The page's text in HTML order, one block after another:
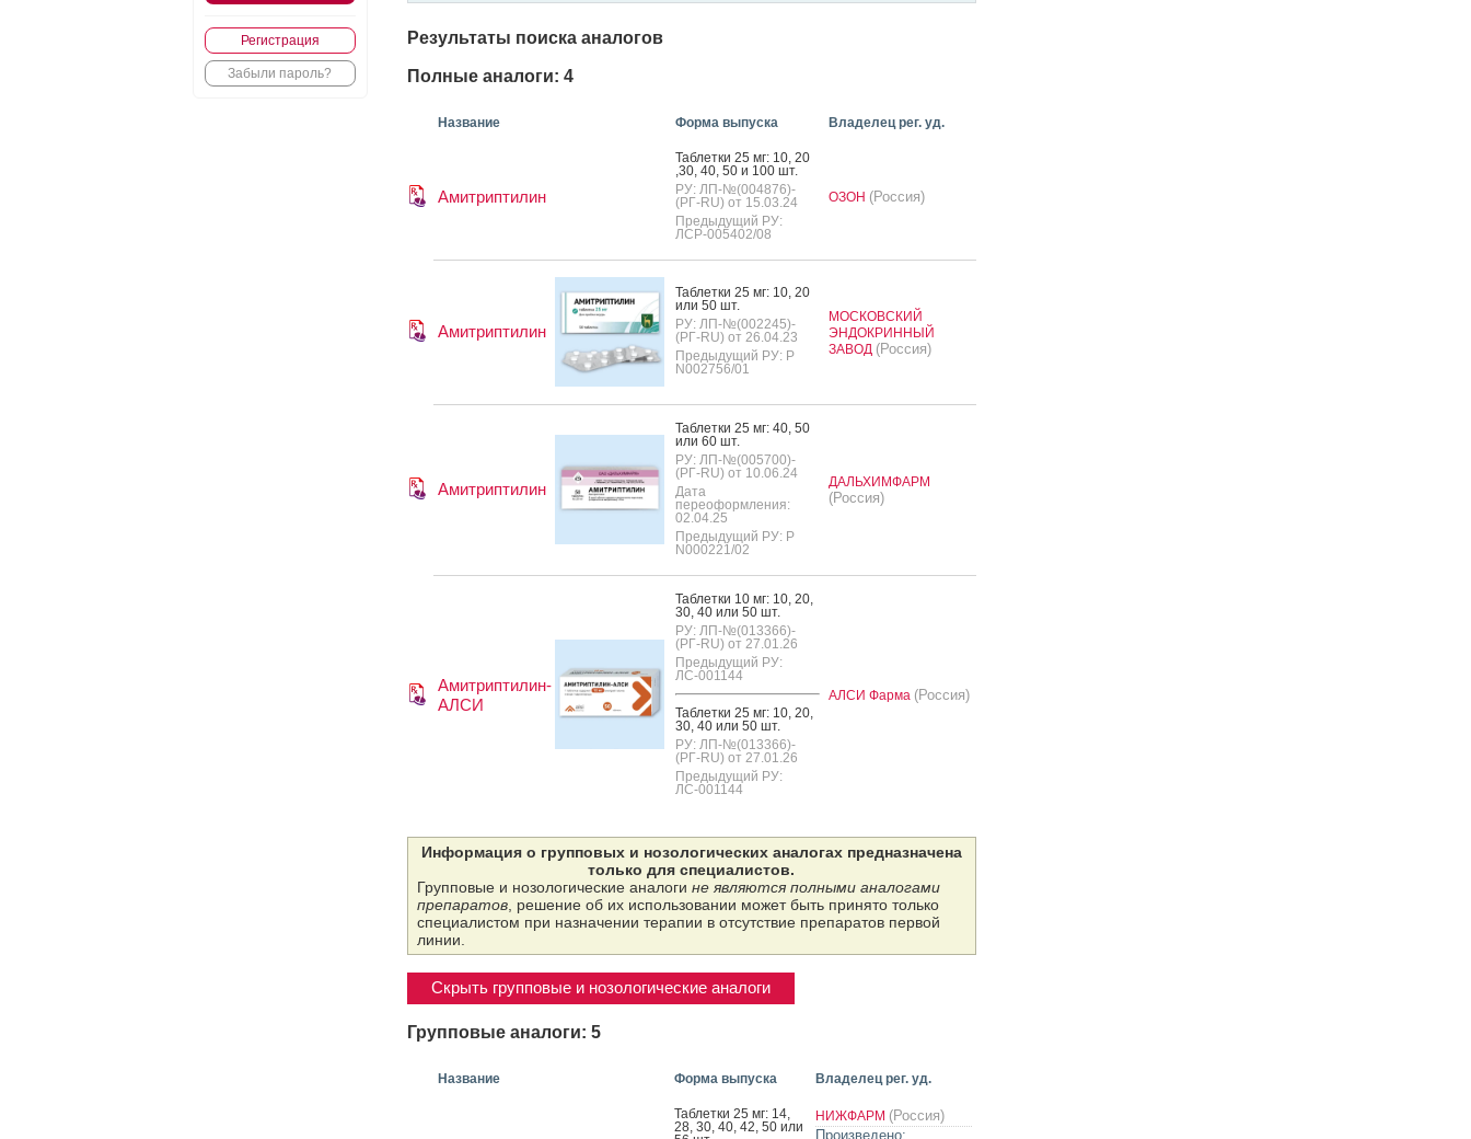
Регистрация
Забыли пароль?
Результаты поиска аналогов
Полные аналоги: 4
Название Форма выпуска Владелец рег. уд.
Амитриптилин
Таб­летки 25 мг: 10, 20
,30, 40, 50 и 100 шт.
РУ: ЛП-№(004876)-
(РГ-RU) от 15.03.24
Предыдущий РУ:
ЛСР-005402/08
ОЗОН (Россия)
Амитриптилин
Таб­летки 25 мг: 10, 20
или 50 шт.
РУ: ЛП-№(002245)-
(РГ-RU) от 26.04.23
Предыдущий РУ: Р
N002756/01
МОСКОВСКИЙ
ЭНДОКРИННЫЙ
ЗАВОД (Россия)
Амитриптилин
Таб­летки 25 мг: 40, 50
или 60 шт.
РУ: ЛП-№(005700)-
(РГ-RU) от 10.06.24
Дата
переоформления:
02.04.25
Предыдущий РУ: Р
N000221/02
ДАЛЬХИМФАРМ
(Россия)
Амитриптилин-
АЛСИ
Таб­летки 10 мг: 10, 20,
30, 40 или 50 шт.
РУ: ЛП-№(013366)-
(РГ-RU) от 27.01.26
Предыдущий РУ:
ЛС-001144
Таб­летки 25 мг: 10, 20,
30, 40 или 50 шт.
РУ: ЛП-№(013366)-
(РГ-RU) от 27.01.26
Предыдущий РУ:
ЛС-001144
АЛСИ Фарма (Россия)
Информация о групповых и нозологических аналогах предназначена
только для специалистов.
Групповые и нозологические аналоги не являются полными аналогами
препаратов, решение об их использовании может быть принято только
специалистом при назначении терапии в отсутствие препаратов первой
линии.
Скрыть групповые и нозологические аналоги
Групповые аналоги: 5
Название Форма выпуска Владелец рег. уд.
Таб­летки 25 мг: 14,
28, 30, 40, 42, 50 или
НИЖФАРМ (Россия)
Произведено: